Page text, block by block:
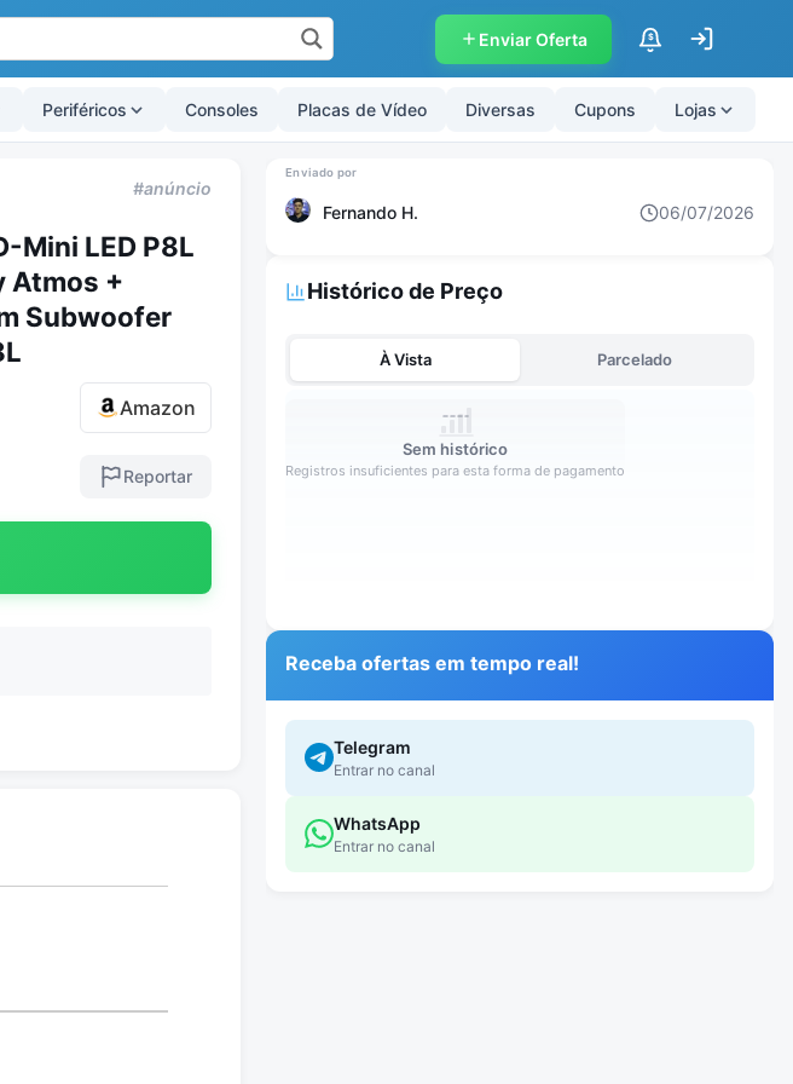
Enviar Oferta $
Periféricos Consoles Placas de Vídeo Diversas Cupons Lojas
#anúncio
Mini LED P8L
Atmos +
Subwoofer
Amazon
Reportar
Fernando H. 06/07/2026
Histórico de Preço
À Vista Parcelado
Sem histórico
Registros insuficientes para esta forma de pagamento
Receba ofertas em tempo real!
Telegram
Entrar no canal
WhatsApp
Entrar no canal